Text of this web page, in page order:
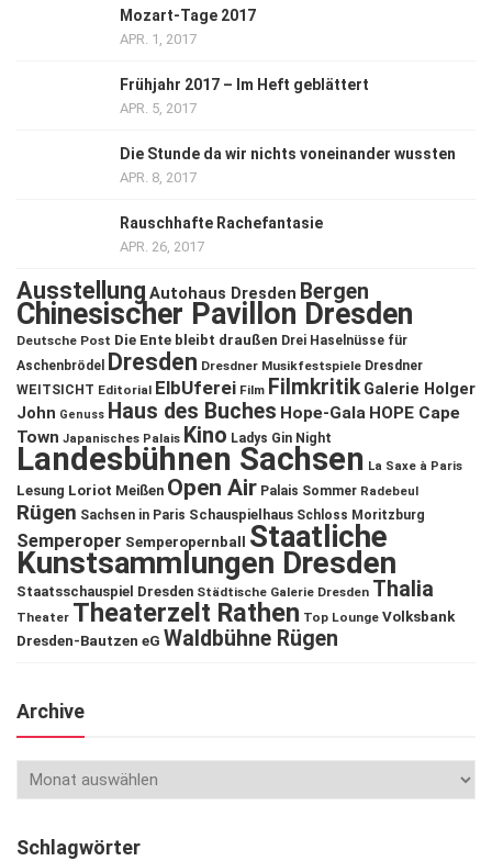
Mozart-Tage 2017
APR. 1, 2017
Frühjahr 2017 – Im Heft geblättert
APR. 5, 2017
Die Stunde da wir nichts voneinander wussten
APR. 8, 2017
Rauschhafte Rachefantasie
APR. 26, 2017
Ausstellung Autohaus Dresden Bergen
Chinesischer Pavillon Dresden
Deutsche Post Die Ente bleibt draußen Drei Haselnüsse für
Aschenbrödel
Dresden Dresdner Musikfestspiele Dresdner
WEITSICHT Editorial ElbUferei Film Filmkritik Galerie Holger
John Genuss Haus des Buches Hope-Gala HOPE Cape
Town Japanisches Palais Kino Ladys Gin Night
Landesbühnen Sachsen La Saxe à Paris
Lesung Loriot Meißen Open Air Palais Sommer Radebeul
Rügen Sachsen in Paris Schauspielhaus Schloss Moritzburg
Semperoper Semperopernball Staatliche
Kunstsammlungen Dresden
Staatsschauspiel Dresden Städtische Galerie Dresden Thalia
Theater Theaterzelt Rathen Top Lounge Volksbank
Dresden-Bautzen eG Waldbühne Rügen
Archive
Schlagwörter